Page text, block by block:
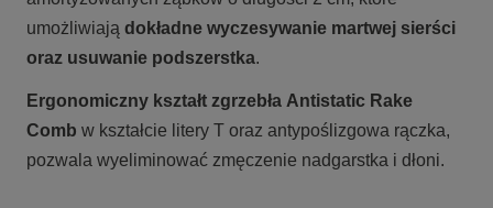
umożliwiają dokładne wyczesywanie martwej sierści
oraz usuwanie podszerstka.
Ergonomiczny kształt zgrzebła Antistatic Rake
Comb w kształcie litery T oraz antypoślizgowa rączka,
pozwala wyeliminować zmęczenie nadgarstka i dłoni.